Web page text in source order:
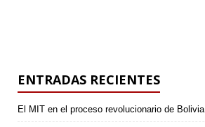
ENTRADAS RECIENTES
El MIT en el proceso revolucionario de Bolivia